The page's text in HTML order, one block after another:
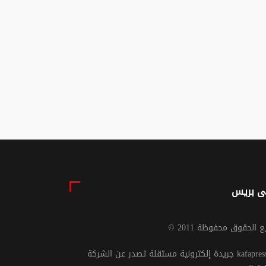
بريس
الحقوق محفوظة 2011
جريدة إلكترونية مستقلة تصدر عن الشركة kafapresse -